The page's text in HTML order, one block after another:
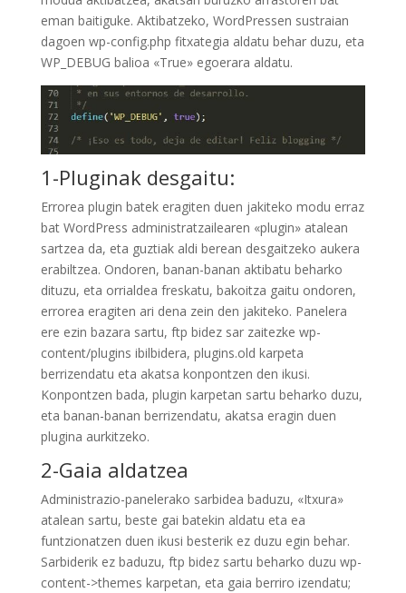
eman baitiguke. Aktibatzeko, WordPressen sustraian
dagoen wp-config.php fitxategia aldatu behar duzu, eta
WP_DEBUG balioa «True» egoerara aldatu.
1-Pluginak desgaitu:
Errorea plugin batek eragiten duen jakiteko modu erraz
bat WordPress administratzailearen «plugin» atalean
sartzea da, eta guztiak aldi berean desgaitzeko aukera
erabiltzea. Ondoren, banan-banan aktibatu beharko
dituzu, eta orrialdea freskatu, bakoitza gaitu ondoren,
errorea eragiten ari dena zein den jakiteko. Panelera
ere ezin bazara sartu, ftp bidez sar zaitezke wp-
content/plugins ibilbidera, plugins.old karpeta
berrizendatu eta akatsa konpontzen den ikusi.
Konpontzen bada, plugin karpetan sartu beharko duzu,
eta banan-banan berrizendatu, akatsa eragin duen
plugina aurkitzeko.
2-Gaia aldatzea
Administrazio-panelerako sarbidea baduzu, «Itxura»
atalean sartu, beste gai batekin aldatu eta ea
funtzionatzen duen ikusi besterik ez duzu egin behar.
Sarbiderik ez baduzu, ftp bidez sartu beharko duzu wp-
content->themes karpetan, eta gaia berriro izendatu;